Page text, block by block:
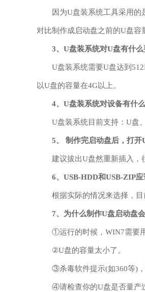
因为U盘装系统工具采用
对比制作成启动盘之前的U盘容
3、 U盘装系统对U盘有什么
U盘装系统需要U盘达到
以U盘的容量在4G以上。
4、 U盘装系统对设备有什
U盘装系统目前支持：U盘
5、 制作完启动盘后，打开
建议拔出U盘然重新插入，
6、 USB-HDD和USB-ZIP
根据实际的情况来选择，
7、为什么制作U盘启动盘
①运行的时候，WIN7需要
②U盘的容量太小了。
③杀毒软件提示(如360等)，
④请检查你的U盘是否量产